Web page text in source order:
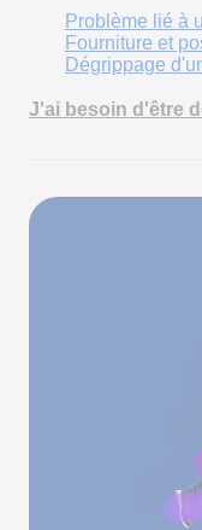
Problème lié à
Fourniture et
Dégrippage
J'ai besoin d'être